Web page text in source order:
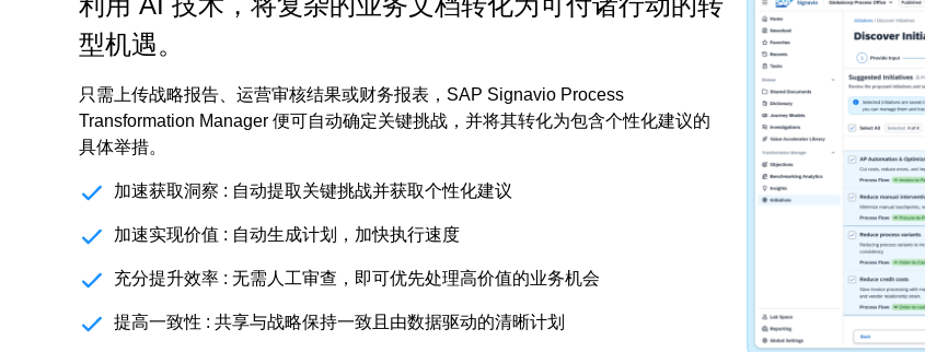
型机遇。
只需上传战略报告、运营审核结果或财务报表，SAP Signavio Process
Transformation Manager 便可自动确定关键挑战，并将其转化为包含个性化建议的
具体举措。
加速获取洞察 : 自动提取关键挑战并获取个性化建议
加速实现价值 : 自动生成计划，加快执行速度
充分提升效率 : 无需人工审查，即可优先处理高价值的业务机会
提高一致性 : 共享与战略保持一致且由数据驱动的清晰计划